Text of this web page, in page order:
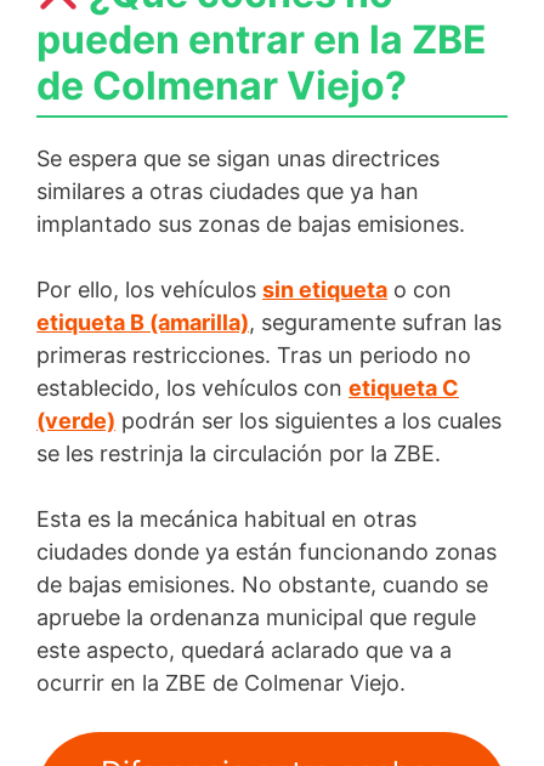
pueden entrar en la ZBE
de Colmenar Viejo?
Se espera que se sigan unas directrices
similares a otras ciudades que ya han
implantado sus zonas de bajas emisiones.
Por ello, los vehículos sin etiqueta o con
etiqueta B (amarilla), seguramente sufran las
primeras restricciones. Tras un periodo no
establecido, los vehículos con etiqueta C
(verde) podrán ser los siguientes a los cuales
se les restrinja la circulación por la ZBE.
Esta es la mecánica habitual en otras
ciudades donde ya están funcionando zonas
de bajas emisiones. No obstante, cuando se
apruebe la ordenanza municipal que regule
este aspecto, quedará aclarado que va a
ocurrir en la ZBE de Colmenar Viejo.